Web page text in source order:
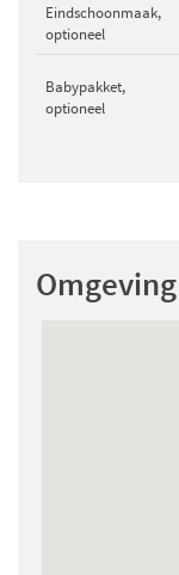
Eindschoonmaak,
optioneel
Babypakket,
optioneel
Omgeving